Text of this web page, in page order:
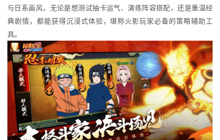
与日系画风，无论是想测试抽卡运气、演练阵容搭配，还是重温经
典剧情，都能获得沉浸式体验，堪称火影玩家必备的策略辅助工
具。